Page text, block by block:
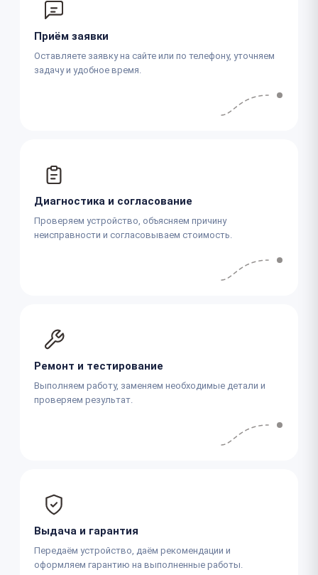
Приём заявки
Оставляете заявку на сайте или по телефону, уточняем
задачу и удобное время.
Диагностика и согласование
Проверяем устройство, объясняем причину
неисправности и согласовываем стоимость.
Ремонт и тестирование
Выполняем работу, заменяем необходимые детали и
проверяем результат.
Выдача и гарантия
Передаём устройство, даём рекомендации и
оформляем гарантию на выполненные работы.